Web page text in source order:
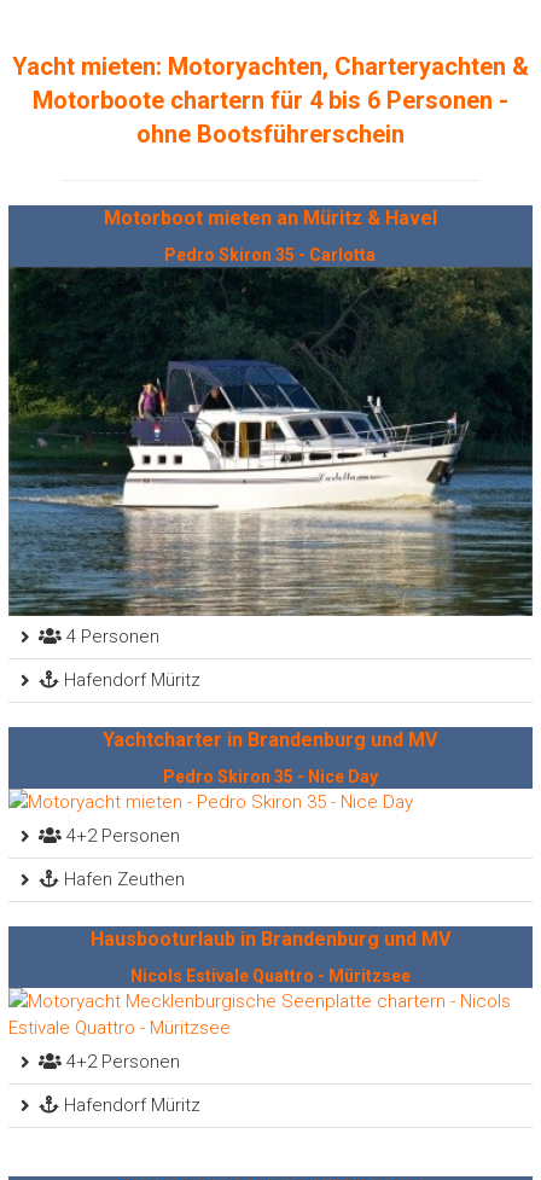
Yacht mieten: Motoryachten, Charteryachten &
Motorboote chartern für 4 bis 6 Personen -
ohne Bootsführerschein
Motorboot mieten an Müritz & Havel
Pedro Skiron 35 - Carlotta
4 Personen
Hafendorf Müritz
Yachtcharter in Brandenburg und MV
Pedro Skiron 35 - Nice Day
4+2 Personen
Hafen Zeuthen
Hausbooturlaub in Brandenburg und MV
Nicols Estivale Quattro - Müritzsee
4+2 Personen
Hafendorf Müritz